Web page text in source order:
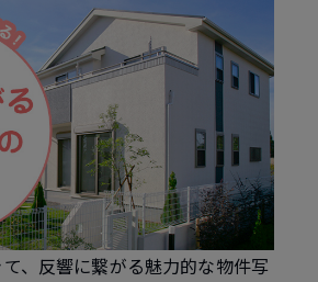
、反響に繋がる魅力的な物件写